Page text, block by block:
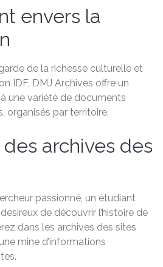
envers la
de la richesse culturelle et
IDF, DMJ Archives offre un
une variété de documents
organisés par territoire.
archives des
passionné, un étudiant
de découvrir l’histoire de
dans les archives des sites
mine d’informations